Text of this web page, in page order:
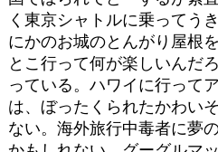
く東京シャトルに乗ってう
にかのお城のとんがり屋根
とこ行って何が楽しいんだ
っている。ハワイに行って
は、ぼったくられたかわい
ない。海外旅行中毒者に夢